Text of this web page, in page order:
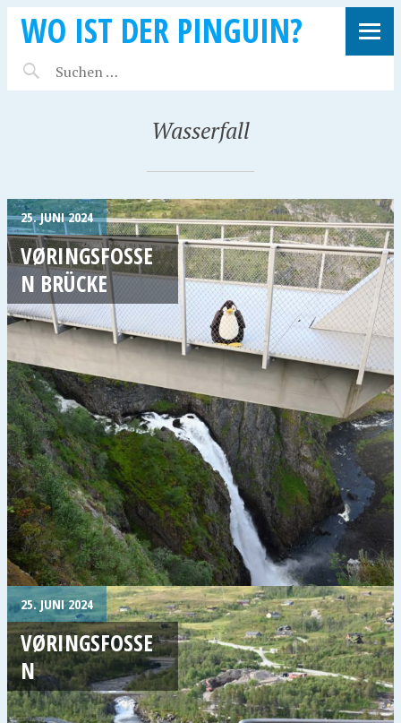
WO IST DER PINGUIN?
Wasserfall
25. JUNI 2024
VØRINGSFOSSE
N BRÜCKE
25. JUNI 2024
VØRINGSFOSSE
N